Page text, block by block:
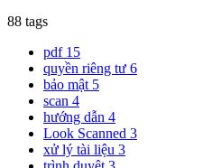
88 tags
pdf 15
quyền riêng tư 6
bảo mật 5
scan 4
hướng dẫn 4
Look Scanned 3
xử lý tài liệu 3